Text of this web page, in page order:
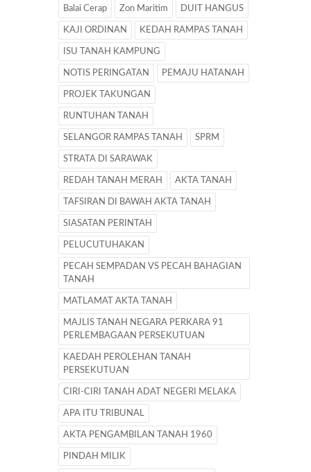
Balai Cerap Zon Maritim DUIT HANGUS
KAJI ORDINAN KEDAH RAMPAS TANAH
ISU TANAH KAMPUNG
NOTIS PERINGATAN PEMAJU HATANAH
PROJEK TAKUNGAN
RUNTUHAN TANAH
SELANGOR RAMPAS TANAH SPRM
STRATA DI SARAWAK
REDAH TANAH MERAH AKTA TANAH
TAFSIRAN DI BAWAH AKTA TANAH
SIASATAN PERINTAH
PELUCUTUHAKAN
PECAH SEMPADAN VS PECAH BAHAGIAN
TANAH
MATLAMAT AKTA TANAH
MAJLIS TANAH NEGARA PERKARA 91
PERLEMBAGAAN PERSEKUTUAN
KAEDAH PEROLEHAN TANAH
PERSEKUTUAN
CIRI-CIRI TANAH ADAT NEGERI MELAKA
APA ITU TRIBUNAL
AKTA PENGAMBILAN TANAH 1960
PINDAH MILIK